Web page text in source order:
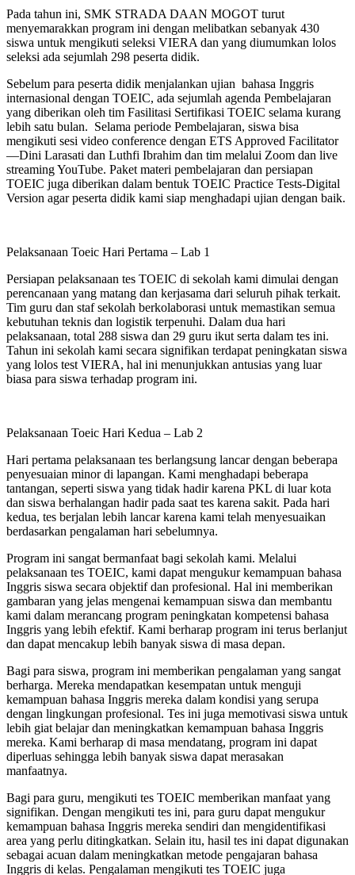
Pada tahun ini, SMK STRADA DAAN MOGOT turut
menyemarakkan program ini dengan melibatkan sebanyak 430
siswa untuk mengikuti seleksi VIERA dan yang diumumkan lolos
seleksi ada sejumlah 298 peserta didik.
Sebelum para peserta didik menjalankan ujian bahasa Inggris
internasional dengan TOEIC, ada sejumlah agenda Pembelajaran
yang diberikan oleh tim Fasilitasi Sertifikasi TOEIC selama kurang
lebih satu bulan. Selama periode Pembelajaran, siswa bisa
mengikuti sesi video conference dengan ETS Approved Facilitator
—Dini Larasati dan Luthfi Ibrahim dan tim melalui Zoom dan live
streaming YouTube. Paket materi pembelajaran dan persiapan
TOEIC juga diberikan dalam bentuk TOEIC Practice Tests-Digital
Version agar peserta didik kami siap menghadapi ujian dengan baik.
Pelaksanaan Toeic Hari Pertama – Lab 1
Persiapan pelaksanaan tes TOEIC di sekolah kami dimulai dengan
perencanaan yang matang dan kerjasama dari seluruh pihak terkait.
Tim guru dan staf sekolah berkolaborasi untuk memastikan semua
kebutuhan teknis dan logistik terpenuhi. Dalam dua hari
pelaksanaan, total 288 siswa dan 29 guru ikut serta dalam tes ini.
Tahun ini sekolah kami secara signifikan terdapat peningkatan siswa
yang lolos test VIERA, hal ini menunjukkan antusias yang luar
biasa para siswa terhadap program ini.
Pelaksanaan Toeic Hari Kedua – Lab 2
Hari pertama pelaksanaan tes berlangsung lancar dengan beberapa
penyesuaian minor di lapangan. Kami menghadapi beberapa
tantangan, seperti siswa yang tidak hadir karena PKL di luar kota
dan siswa berhalangan hadir pada saat tes karena sakit. Pada hari
kedua, tes berjalan lebih lancar karena kami telah menyesuaikan
berdasarkan pengalaman hari sebelumnya.
Program ini sangat bermanfaat bagi sekolah kami. Melalui
pelaksanaan tes TOEIC, kami dapat mengukur kemampuan bahasa
Inggris siswa secara objektif dan profesional. Hal ini memberikan
gambaran yang jelas mengenai kemampuan siswa dan membantu
kami dalam merancang program peningkatan kompetensi bahasa
Inggris yang lebih efektif. Kami berharap program ini terus berlanjut
dan dapat mencakup lebih banyak siswa di masa depan.
Bagi para siswa, program ini memberikan pengalaman yang sangat
berharga. Mereka mendapatkan kesempatan untuk menguji
kemampuan bahasa Inggris mereka dalam kondisi yang serupa
dengan lingkungan profesional. Tes ini juga memotivasi siswa untuk
lebih giat belajar dan meningkatkan kemampuan bahasa Inggris
mereka. Kami berharap di masa mendatang, program ini dapat
diperluas sehingga lebih banyak siswa dapat merasakan
manfaatnya.
Bagi para guru, mengikuti tes TOEIC memberikan manfaat yang
signifikan. Dengan mengikuti tes ini, para guru dapat mengukur
kemampuan bahasa Inggris mereka sendiri dan mengidentifikasi
area yang perlu ditingkatkan. Selain itu, hasil tes ini dapat digunakan
sebagai acuan dalam meningkatkan metode pengajaran bahasa
Inggris di kelas. Pengalaman mengikuti tes TOEIC juga